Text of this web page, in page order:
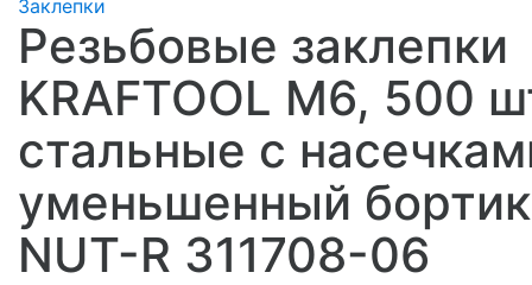
Заклепки
Резьбовые заклепки
KRAFTOOL М6, 500
стальные с
уменьшенный
NUT-R 311708-06